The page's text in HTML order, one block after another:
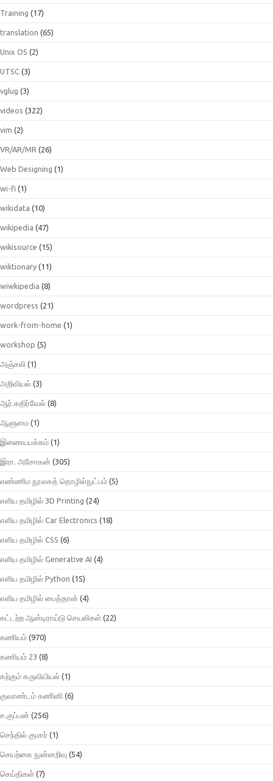
Training (17)
translation (65)
Unix OS (2)
UTSC (3)
vglug (3)
videos (322)
vim (2)
VR/AR/MR (26)
Web Designing (1)
wi-fi (1)
wikidata (10)
wikipedia (47)
wikisource (15)
wiktionary (11)
wiwkipedia (8)
wordpress (21)
work-from-home (1)
workshop (5)
அஞ்சலி (1)
அறிவியல் (3)
ஆர்.கதிர்வேல் (8)
ஆளுமை (1)
இணையபக்கம் (1)
இரா. அசோகன் (305)
எண்ணிம நூலகத் தொழில்நுட்பம் (5)
எளிய தமிழில் 3D Printing (24)
எளிய தமிழில் Car Electronics (18)
எளிய தமிழில் CSS (6)
எளிய தமிழில் Generative AI (4)
எளிய தமிழில் Python (15)
எளிய தமிழில் பைத்தான் (4)
கட்டற்ற ஆன்டிராய்டு செயலிகள் (22)
கணியம் (970)
கணியம் 23 (8)
கற்கும் கருவியியல் (1)
குவாண்டம் கணினி (6)
ச.குப்பன் (256)
செந்தில் குமார் (1)
செயற்கை நுன்னறிவு (54)
செய்திகள் (7)